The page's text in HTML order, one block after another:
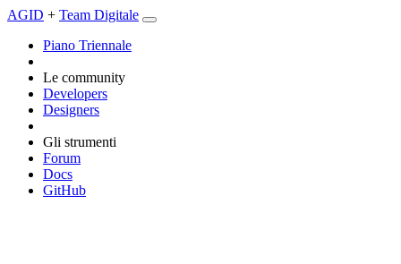
AGID + Team Digitale
Piano Triennale
Le community
Developers
Designers
Gli strumenti
Forum
Docs
GitHub